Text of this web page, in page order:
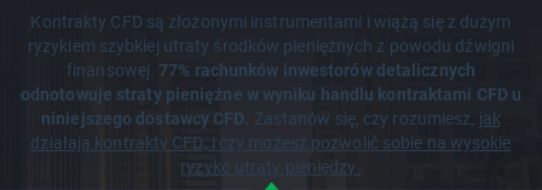
Kontrakty CFD są złożonymi instrumentami i wiążą się z dużym
ryzykiem szybkiej utraty środków pieniężnych z powodu dźwigni
finansowej.77% rachunków inwestorów detalicznych
odnotowuje straty pieniężne w wyniku handlu kontraktami CFD u
niniejszego dostawcy CFD. Zastanów się, czy rozumiesz, jak
działają kontrakty CFD, i czy możesz pozwolić sobie na wysokie
ryzyko utraty pieniędzy.